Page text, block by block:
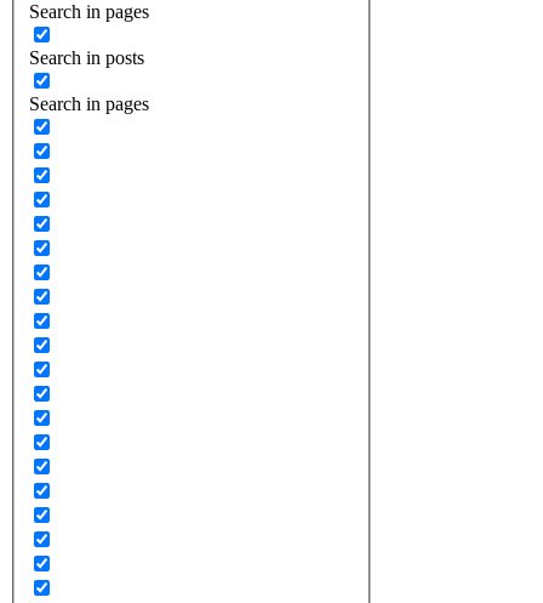
Search in pages
Search in posts
Search in pages